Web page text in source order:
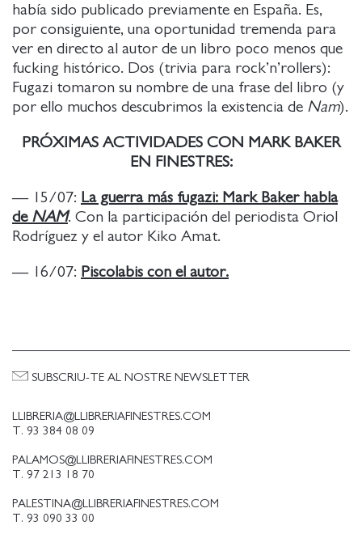
había sido publicado previamente en España. Es,
por consiguiente, una oportunidad tremenda para
ver en directo al autor de un libro poco menos que
fucking histórico. Dos (trivia para rock’n’rollers):
Fugazi tomaron su nombre de una frase del libro (y
por ello muchos descubrimos la existencia de Nam).
PRÓXIMAS ACTIVIDADES CON MARK BAKER
EN FINESTRES:
— 15/07: La guerra más fugazi: Mark Baker habla
de NAM. Con la participación del periodista Oriol
Rodríguez y el autor Kiko Amat.
— 16/07: Piscolabis con el autor.
LLIBRERIA@LLIBRERIAFINESTRES.COM
T. 93 384 08 09
PALAMOS@LLIBRERIAFINESTRES.COM
T. 97 213 18 70
PALESTINA@LLIBRERIAFINESTRES.COM
T. 93 090 33 00
SUBSCRIU-TE AL NOSTRE NEWSLETTER